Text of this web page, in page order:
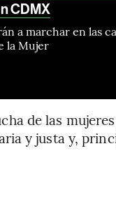
CDMX
a marchar en las
la Mujer
de las
y justa y,